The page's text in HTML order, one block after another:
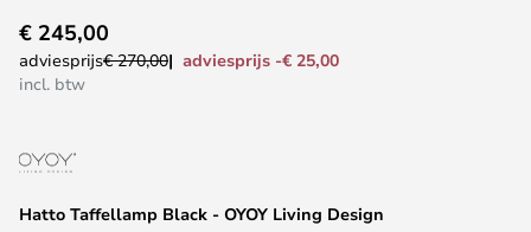
naar
het
de
gallerij
Hatto Taffellamp Black - OYOY Living Design
€ 245,00
adviesprijs€ 270,00
adviesprijs -€ 25,00
incl. btw